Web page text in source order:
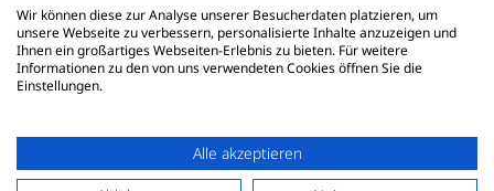
Wir können diese zur Analyse unserer Besucherdaten platzieren, um
unsere Webseite zu verbessern, personalisierte Inhalte anzuzeigen und
Ihnen ein großartiges Webseiten-Erlebnis zu bieten. Für weitere
Informationen zu den von uns verwendeten Cookies öffnen Sie die
Einstellungen.
Alle akzeptieren